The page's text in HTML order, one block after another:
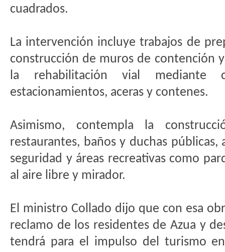
cuadrados.
La intervención incluye trabajos de
construcción de muros de contención
la rehabilitación vial mediante
estacionamientos, aceras y contenes.
Asimismo, contempla la
restaurantes, baños y duchas públicas,
seguridad y áreas recreativas como
al aire libre y mirador.
El ministro Collado dijo que con esa
reclamo de los residentes de Azua y
tendrá para el impulso del turismo